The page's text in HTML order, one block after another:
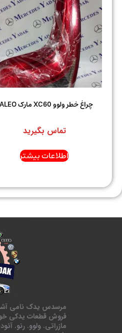
چراغ خطر ولوو XC60 مارک VALEO
تماس بگیرید
اطلاعات بیشتر
مرسدس یدک نامی
فروش قطعات یدکی
مازراتی. ولوو. رنو.